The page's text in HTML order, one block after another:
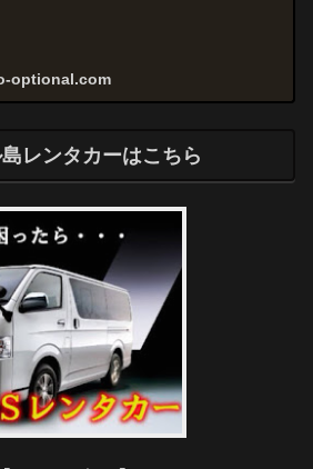
optional.com
レンタカーはこちら